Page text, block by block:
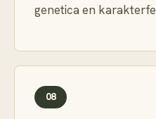
genetica en
08